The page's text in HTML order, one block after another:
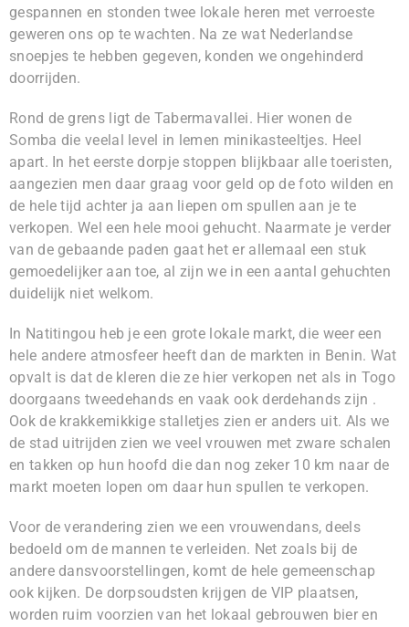
gespannen en stonden twee lokale heren met verroeste
geweren ons op te wachten. Na ze wat Nederlandse
snoepjes te hebben gegeven, konden we ongehinderd
doorrijden.
Rond de grens ligt de Tabermavallei. Hier wonen de
Somba die veelal level in lemen minikasteeltjes. Heel
apart. In het eerste dorpje stoppen blijkbaar alle toeristen,
aangezien men daar graag voor geld op de foto wilden en
de hele tijd achter ja aan liepen om spullen aan je te
verkopen. Wel een hele mooi gehucht. Naarmate je verder
van de gebaande paden gaat het er allemaal een stuk
gemoedelijker aan toe, al zijn we in een aantal gehuchten
duidelijk niet welkom.
In Natitingou heb je een grote lokale markt, die weer een
hele andere atmosfeer heeft dan de markten in Benin. Wat
opvalt is dat de kleren die ze hier verkopen net als in Togo
doorgaans tweedehands en vaak ook derdehands zijn .
Ook de krakkemikkige stalletjes zien er anders uit. Als we
de stad uitrijden zien we veel vrouwen met zware schalen
en takken op hun hoofd die dan nog zeker 10 km naar de
markt moeten lopen om daar hun spullen te verkopen.
Voor de verandering zien we een vrouwendans, deels
bedoeld om de mannen te verleiden. Net zoals bij de
andere dansvoorstellingen, komt de hele gemeenschap
ook kijken. De dorpsoudsten krijgen de VIP plaatsen,
worden ruim voorzien van het lokaal gebrouwen bier en